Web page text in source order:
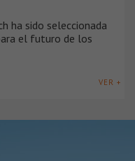
ha sido seleccionada
el futuro de los
VER +